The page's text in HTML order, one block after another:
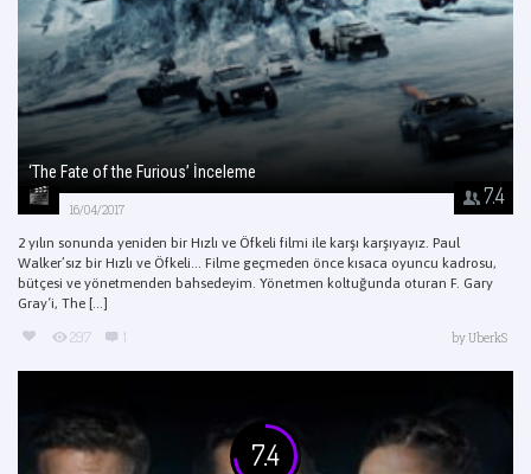
7.4
‘The Fate of the Furious’ İnceleme
16/04/2017
2 yılın sonunda yeniden bir Hızlı ve Öfkeli filmi ile karşı karşıyayız. Paul
Walker’sız bir Hızlı ve Öfkeli… Filme geçmeden önce kısaca oyuncu kadrosu,
bütçesi ve yönetmenden bahsedeyim. Yönetmen koltuğunda oturan F. Gary
Gray‘i, The [...]
297 1 byUberkS
7.4